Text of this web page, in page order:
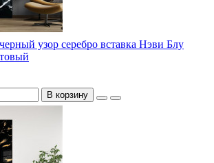
узор серебро вставка Нэви Блу
В корзину